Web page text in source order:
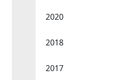
2020
2018
2017